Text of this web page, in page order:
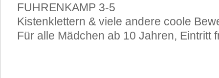
FUHRENKAMP 3-5
Kistenklettern & viele andere coole
Für alle Mädchen ab 10 Jahren, Eintritt